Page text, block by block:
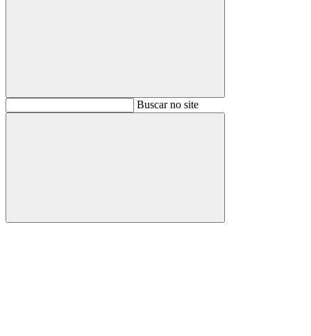
BuscarBuscar no site
Buscar